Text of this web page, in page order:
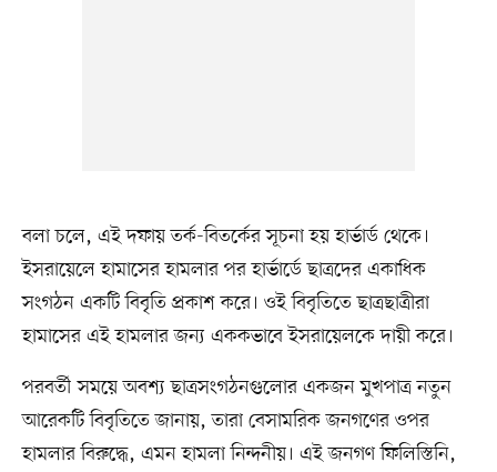
বলা চলে, এই দফায় তর্ক-বিতর্কের সূচনা হয় হার্ভার্ড থেকে।
ইসরায়েলে হামাসের হামলার পর হার্ভার্ডে ছাত্রদের একাধিক
সংগঠন একটি বিবৃতি প্রকাশ করে। ওই বিবৃতিতে ছাত্রছাত্রীরা
হামাসের এই হামলার জন্য এককভাবে ইসরায়েলকে দায়ী করে।
পরবর্তী সময়ে অবশ্য ছাত্রসংগঠনগুলোর একজন মুখপাত্র নতুন
আরেকটি বিবৃতিতে জানায়, তারা বেসামরিক জনগণের ওপর
হামলার বিরুদ্ধে, এমন হামলা নিন্দনীয়। এই জনগণ ফিলিস্তিনি,